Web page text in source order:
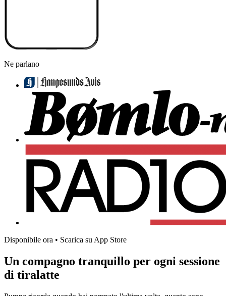
Ne parlano
Disponibile ora • Scarica su App Store
Un compagno tranquillo per ogni sessione
di tiralatte